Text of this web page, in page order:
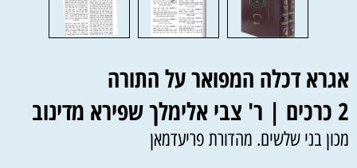
אגרא דכלה המפואר על התורה
2 כרכים | ר' צבי אלימלך שפירא מדינוב
מכון בני שלשים. מהדורת פריעדמאן